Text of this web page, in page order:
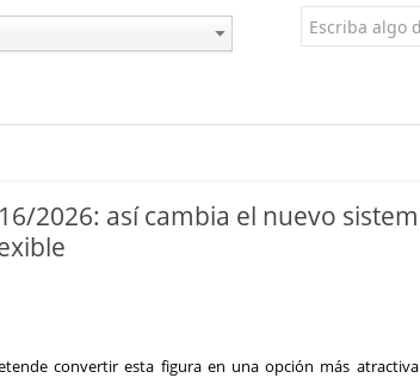
2026: así cambia el nuevo
convertir esta figura en una opción más